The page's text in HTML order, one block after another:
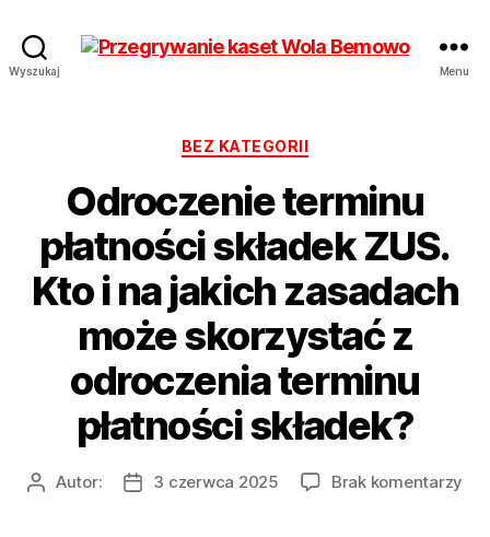
Wyszukaj
Wola
od
17
zł
Hurt
Menu
Kategorie
BEZ KATEGORII
Odroczenie terminu
płatności składek ZUS.
Kto i na jakich zasadach
może skorzystać z
odroczenia terminu
płatności składek?
AutorAutor:
Data3 czerwca 2025 Brak komentarzy